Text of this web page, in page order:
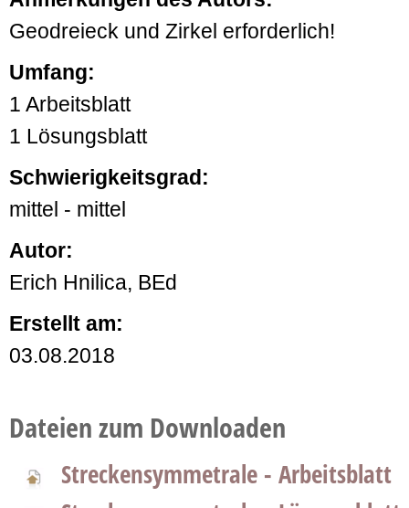
Geodreieck und Zirkel erforderlich!
Umfang:
1 Arbeitsblatt
1 Lösungsblatt
Schwierigkeitsgrad:
mittel - mittel
Autor:
Erich Hnilica, BEd
Erstellt am:
03.08.2018
Dateien zum Downloaden
Streckensymmetrale - Arbeitsblatt